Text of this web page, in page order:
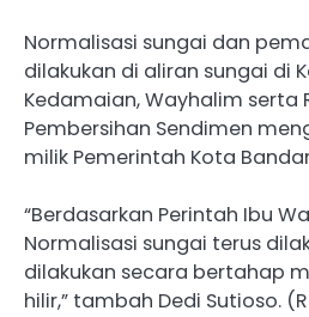
Normalisasi sungai dan
dilakukan di aliran sungai di
Kedamaian, Wayhalim serta
Pembersihan Sendimen
milik Pemerintah Kota
“Berdasarkan Perintah Ibu
Normalisasi sungai terus
dilakukan secara bertahap
hilir,” tambah Dedi Sutioso.